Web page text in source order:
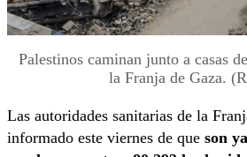
Palestinos caminan junto a casas
la Franja de Gaza.
Las autoridades sanitarias de la
informado este viernes de que son